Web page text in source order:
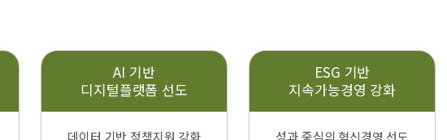
AI 기반
디지털플랫폼 선도
데이터 기반 정책지원 강화
ESG 기반
지속가능경영 강화
성과 중심의 혁신경영 선도